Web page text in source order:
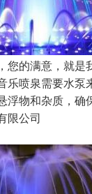
您的满意，就是
乐喷泉需要水
浮物和杂质，
限公司